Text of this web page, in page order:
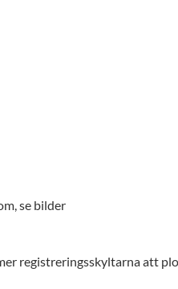
se bilder
registreringsskyltarna att